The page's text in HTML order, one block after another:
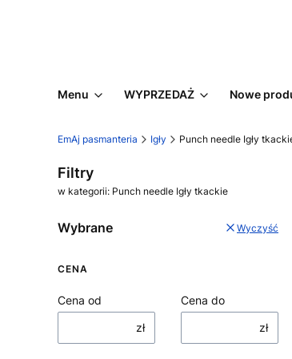
Menu WYPRZEDAŻ Nowe
EmAj pasmanteria Igły Punch needle Igły
Filtry
w kategorii: Punch needle Igły tkackie
Wybrane Wyczyść
CENA
Cena od
zł
Cena do
zł